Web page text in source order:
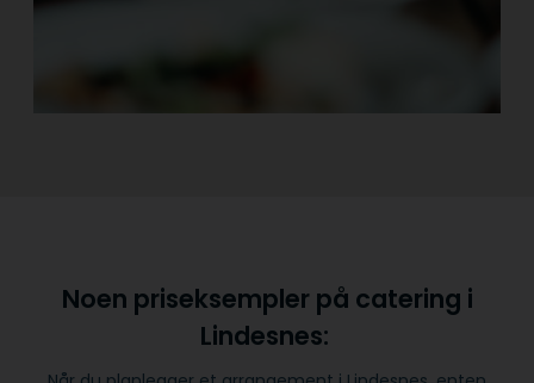
Noen priseksempler på catering i
Lindesnes: